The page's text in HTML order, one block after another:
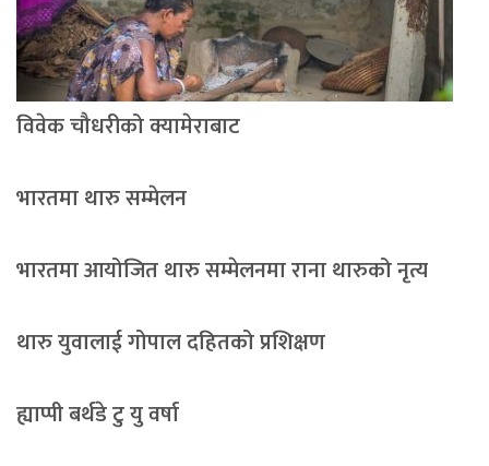
विवेक चौधरीको क्यामेराबाट
भारतमा थारु सम्मेलन
भारतमा आयोजित थारु सम्मेलनमा राना थारुको नृत्य
थारु युवालाई गोपाल दहितको प्रशिक्षण
ह्याप्पी बर्थडे टु यु वर्षा